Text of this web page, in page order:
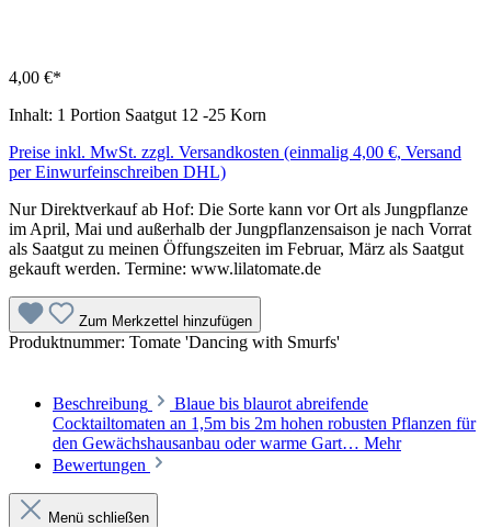
4,00 €*
Inhalt: 1 Portion Saatgut 12 -25 Korn
Preise inkl. MwSt. zzgl. Versandkosten (einmalig 4,00 €, Versand
per Einwurfeinschreiben DHL)
Nur Direktverkauf ab Hof: Die Sorte kann vor Ort als Jungpflanze
im April, Mai und außerhalb der Jungpflanzensaison je nach Vorrat
als Saatgut zu meinen Öffungszeiten im Februar, März als Saatgut
gekauft werden. Termine: www.lilatomate.de
Zum Merkzettel hinzufügen
Produktnummer: Tomate 'Dancing with Smurfs'
Beschreibung
Blaue bis blaurot abreifende
Cocktailtomaten an 1,5m bis 2m hohen robusten Pflanzen für
den Gewächshausanbau oder warme Gart… Mehr
Bewertungen
Menü schließen